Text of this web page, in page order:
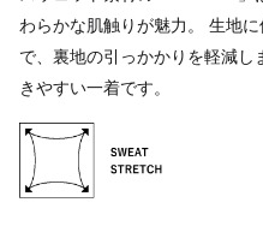
わらかな肌触りが魅力。 生地
で、裏地の引っかかりを軽減
きやすい一着です。